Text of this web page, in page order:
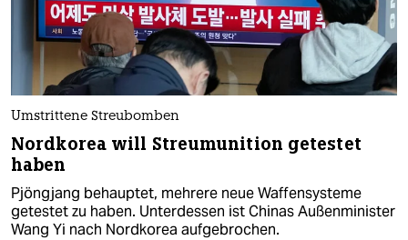
Umstrittene Streubomben
Nordkorea will Streumunition getestet
haben
Pjöngjang behauptet, mehrere neue Waffensysteme
getestet zu haben. Unterdessen ist Chinas Außenminister
Wang Yi nach Nordkorea aufgebrochen.